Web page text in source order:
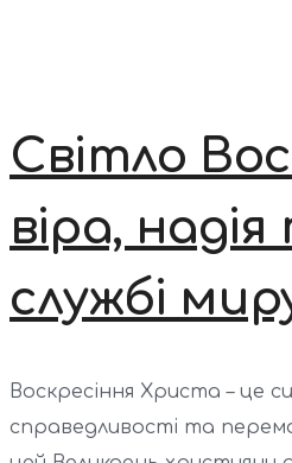
Світло
віра,
службі
Воскресіння Христа – це
справедливості та